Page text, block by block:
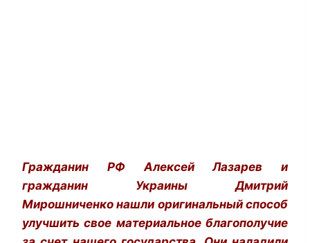
Гражданин РФ Алексей Лазарев и
гражданин Украины Дмитрий
Мирошниченко нашли оригинальный способ
улучшить свое материальное благополучие